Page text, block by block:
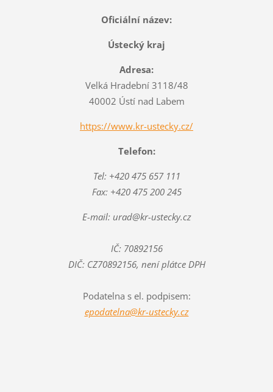
Oficiální název:
Ústecký kraj
Adresa:
Velká Hradební 3118/48
40002 Ústí nad Labem
https://www.kr-ustecky.cz/
Telefon:
Tel: +420 475 657 111
Fax: +420 475 200 245
E-mail: urad@kr-ustecky.cz
IČ: 70892156
DIČ: CZ70892156, není plátce DPH
Podatelna s el. podpisem:
epodatelna@kr-ustecky.cz